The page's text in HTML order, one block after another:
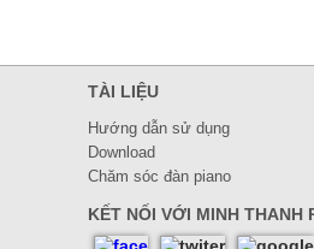
TÀI LIỆU
Hướng dẫn sử dụng
Download
Chăm sóc đàn piano
KẾT NỐI VỚI MINH THANH